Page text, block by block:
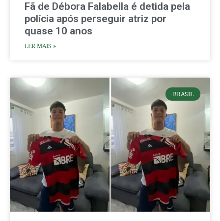
Fã de Débora Falabella é detida pela
polícia após perseguir atriz por
quase 10 anos
LER MAIS »
BRASIL